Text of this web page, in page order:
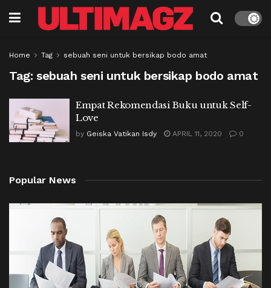
Home Tag sebuah seni untuk bersikap bodo amat
Tag: sebuah seni untuk bersikap bodo amat
Empat Rekomendasi Buku untuk Self-
Love
by Geiska Vatikan Isdy APRIL 11, 2020 0
Popular News